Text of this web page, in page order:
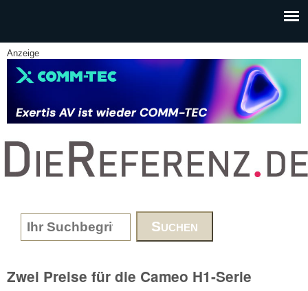
Anzeige
www.DieReferenz.de
Search form
Zwei Preise für die Cameo H1-Serie